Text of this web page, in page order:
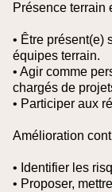
Présence terrain
• Être présent(e)
équipes terrain.
• Agir comme
chargés de
• Participer aux
Amélioration
• Identifier les
• Proposer,